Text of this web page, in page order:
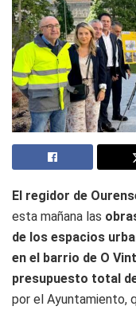
El regidor de
esta mañana las
de los espacios
en el barrio de O
presupuesto total
por el Ayuntamiento,